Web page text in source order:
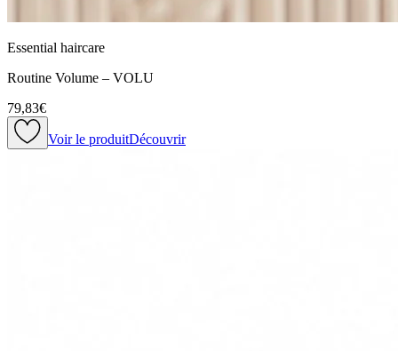
Essential haircare
Routine Volume – VOLU
79,83€
Voir le produitDécouvrir